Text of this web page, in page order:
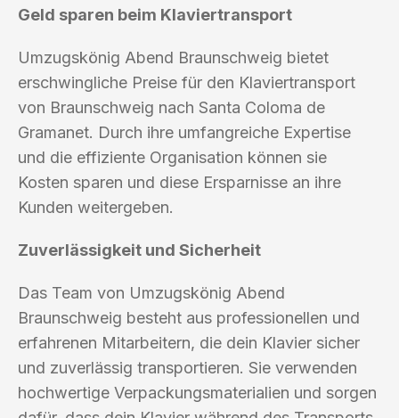
Geld sparen beim Klaviertransport
Umzugskönig Abend Braunschweig bietet
erschwingliche Preise für den Klaviertransport
von Braunschweig nach Santa Coloma de
Gramanet. Durch ihre umfangreiche Expertise
und die effiziente Organisation können sie
Kosten sparen und diese Ersparnisse an ihre
Kunden weitergeben.
Zuverlässigkeit und Sicherheit
Das Team von Umzugskönig Abend
Braunschweig besteht aus professionellen und
erfahrenen Mitarbeitern, die dein Klavier sicher
und zuverlässig transportieren. Sie verwenden
hochwertige Verpackungsmaterialien und sorgen